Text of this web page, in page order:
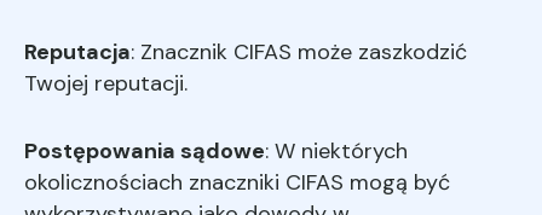
Reputacja: Znacznik CIFAS może zaszkodzić
Twojej reputacji.
Postępowania sądowe: W niektórych
okolicznościach znaczniki CIFAS mogą być